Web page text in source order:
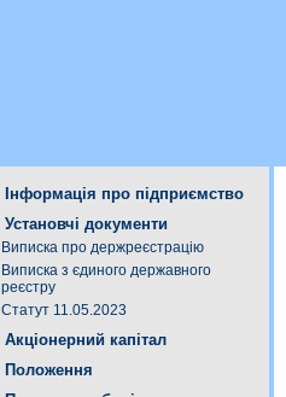
Інформація про підприємство
Установчі документи
Виписка про держреєстрацію
Виписка з єдиного державного
реєстру
Статут 11.05.2023
Акціонерний капітал
Положення